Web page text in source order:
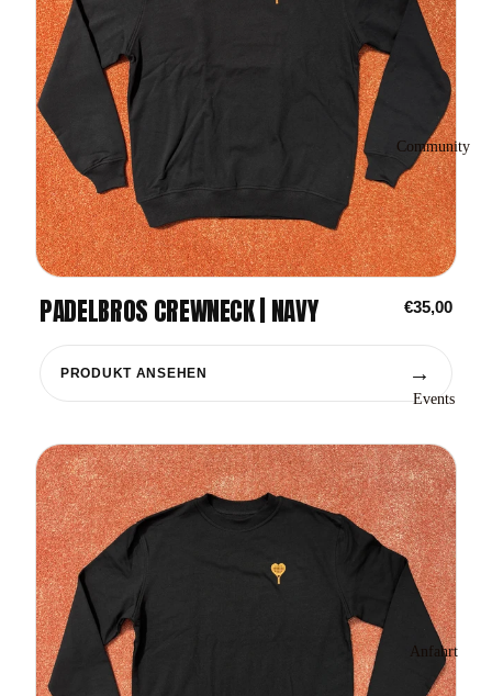
Community
Events
Anfahrt
PADELBROS CREWNECK | NAVY €35,00
PRODUKT ANSEHEN →